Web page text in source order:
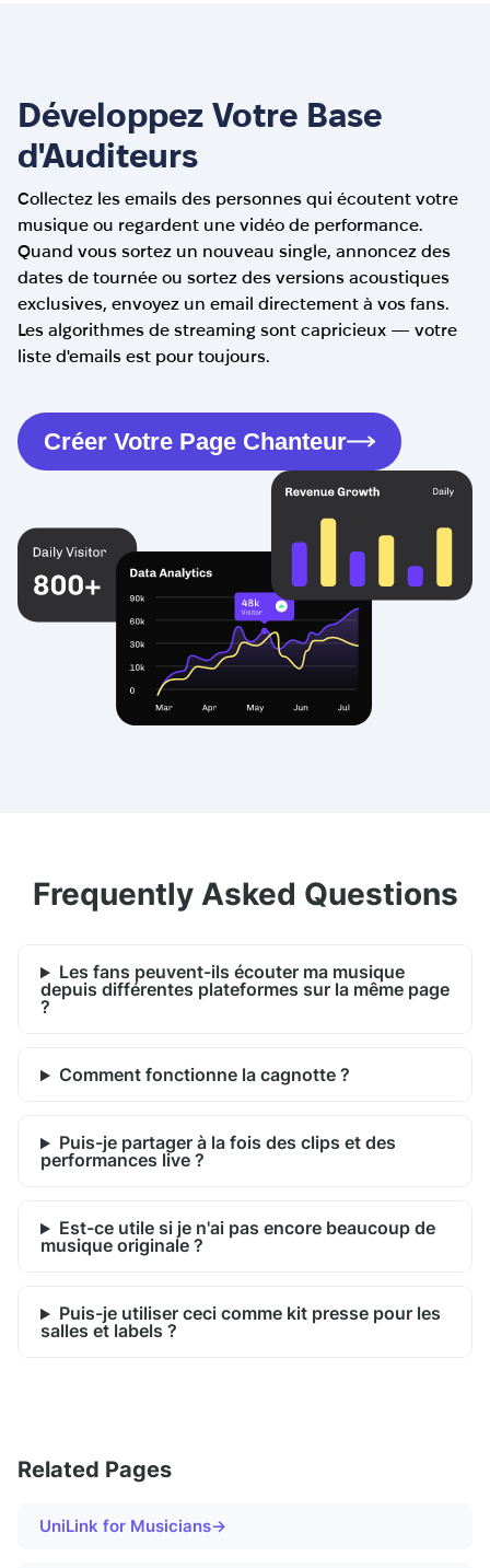
Développez Votre Base
d'Auditeurs
Collectez les emails des personnes qui écoutent votre
musique ou regardent une vidéo de performance.
Quand vous sortez un nouveau single, annoncez des
dates de tournée ou sortez des versions acoustiques
exclusives, envoyez un email directement à vos fans.
Les algorithmes de streaming sont capricieux — votre
liste d'emails est pour toujours.
Créer Votre Page Chanteur
Frequently Asked Questions
Les fans peuvent-ils écouter ma musique
depuis différentes plateformes sur la même page
?
Comment fonctionne la cagnotte ?
Puis-je partager à la fois des clips et des
performances live ?
Est-ce utile si je n'ai pas encore beaucoup de
musique originale ?
Puis-je utiliser ceci comme kit presse pour les
salles et labels ?
Related Pages
UniLink for Musicians→